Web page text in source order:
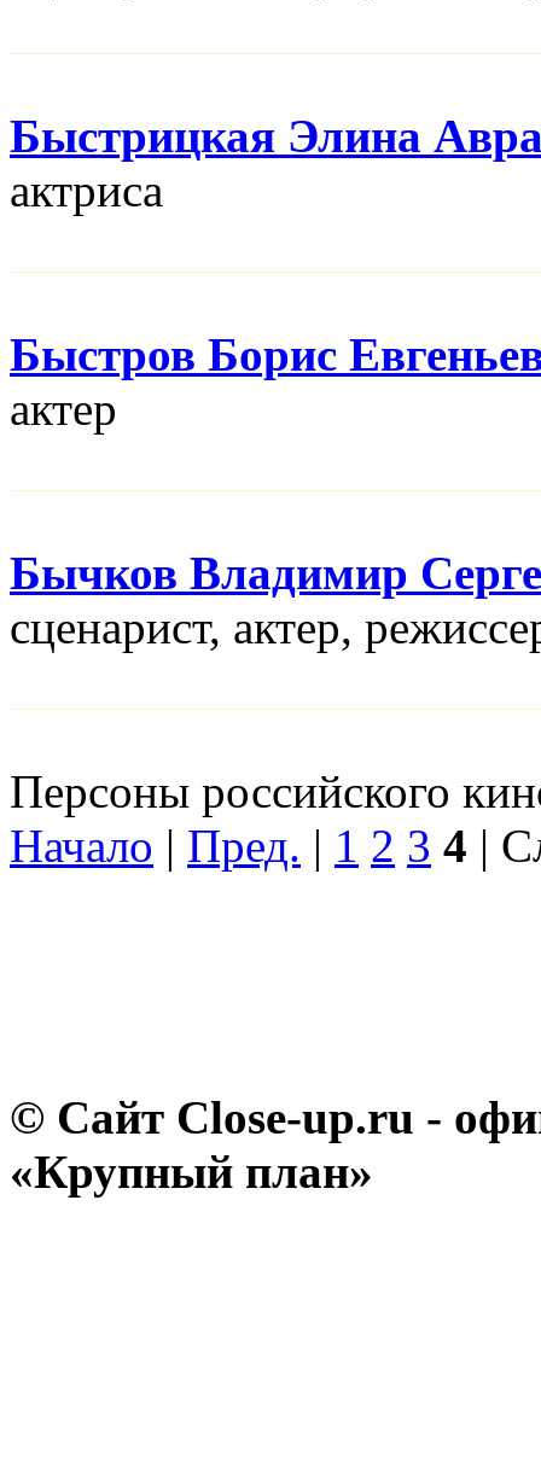
Быстрицкая Элина
актриса
Быстров Борис
актер
Бычков Владимир
сценарист, актер,
Персоны российского
Начало | Пред. | 1 2 3 4 |
© Сайт Close-up.ru -
«Крупный план»